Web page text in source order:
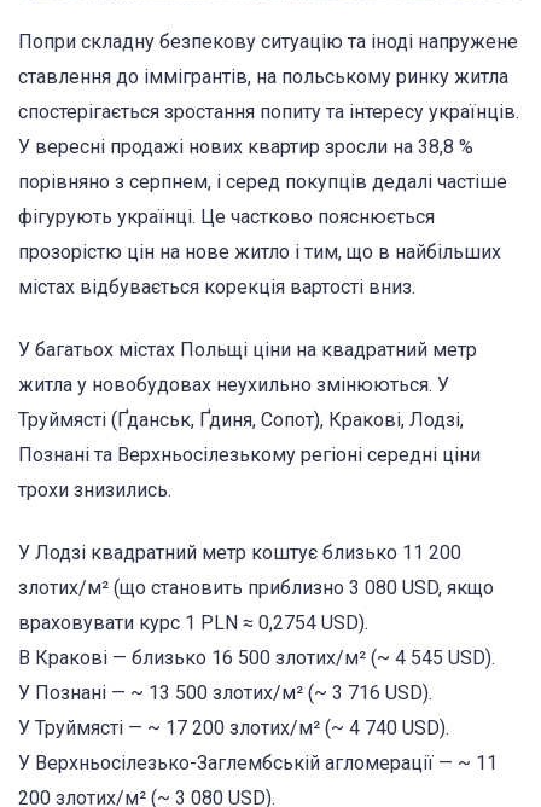
Попри складну безпекову ситуацію та іноді напружене
ставлення до іммігрантів, на польському ринку житла
спостерігається зростання попиту та інтересу українців.
У вересні продажі нових квартир зросли на 38,8 %
порівняно з серпнем, і серед покупців дедалі частіше
фігурують українці. Це частково пояснюється
прозорістю цін на нове житло і тим, що в найбільших
містах відбувається корекція вартості вниз.
У багатьох містах Польщі ціни на квадратний метр
житла у новобудовах неухильно змінюються. У
Труймясті (Ґданськ, Ґдиня, Сопот), Кракові, Лодзі,
Познані та Верхньосілезькому регіоні середні ціни
трохи знизились.
У Лодзі квадратний метр коштує близько 11 200
злотих/м² (що становить приблизно 3 080 USD, якщо
враховувати курс 1 PLN ≈ 0,2754 USD).
В Кракові — близько 16 500 злотих/м² (~ 4 545 USD).
У Познані — ~ 13 500 злотих/м² (~ 3 716 USD).
У Труймясті — ~ 17 200 злотих/м² (~ 4 740 USD).
У Верхньосілезько-Заглембській агломерації — ~ 11
200 злотих/м² (~ 3 080 USD).